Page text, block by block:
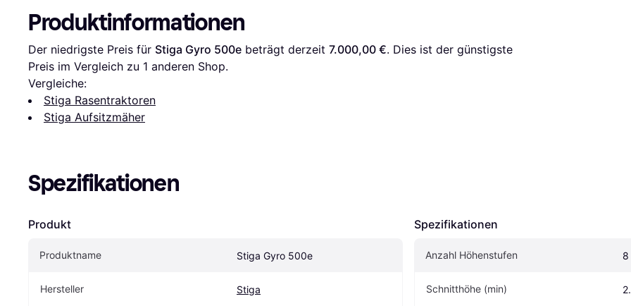
Produktinformationen
Der niedrigste Preis für Stiga Gyro 500e beträgt derzeit 7.000,00 €. Dies ist der günstigste
Preis im Vergleich zu 1 anderen Shop.
Vergleiche:
Stiga Rasentraktoren
Stiga Aufsitzmäher
Spezifikationen
Produkt
Produktname Stiga Gyro 500e
Hersteller Stiga
Spezifikationen
Anzahl Höhenstufen 8
Schnitthöhe (min)